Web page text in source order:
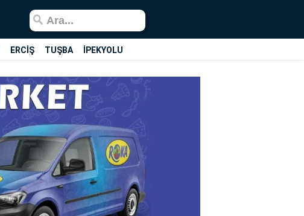
ERCİŞ TUŞBA İPEKYOLU